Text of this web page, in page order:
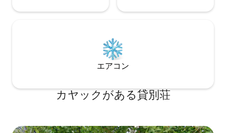
エアコン
カヤックがある貸別荘